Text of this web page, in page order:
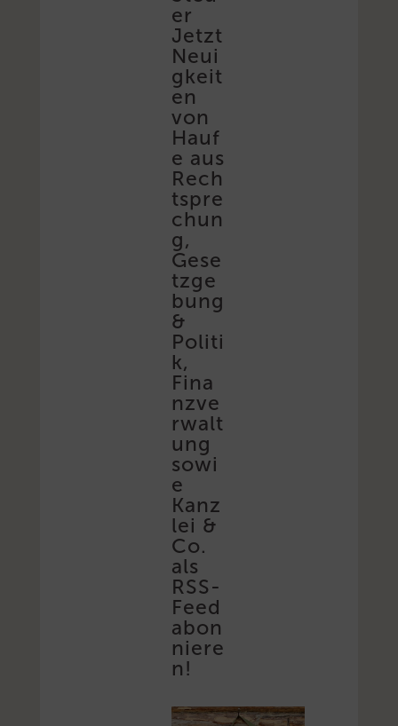
er
Jetzt
Neui
gkeit
en
von
Hauf
e aus
Rech
tspre
chun
g,
Gese
tzge
bung
&
Politi
k,
Fina
nzve
rwalt
ung
sowi
e
Kanz
lei &
Co.
als
RSS-
Feed
abon
niere
n!